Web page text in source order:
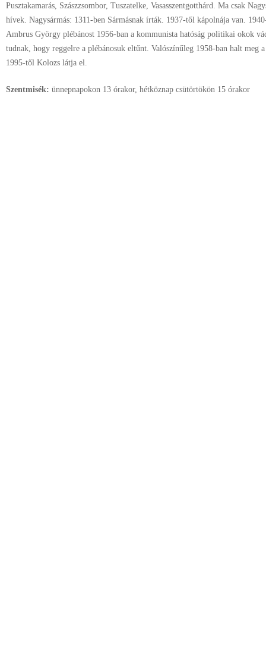
Pusztakamarás, Szászzsombor, Tuszatelke, Vasasszentgotthárd. Ma csak
hívek. Nagysármás: 1311-ben Sármásnak írták. 1937-től kápolnája van.
Ambrus György plébánost 1956-ban a kommunista hatóság politikai okok
tudnak, hogy reggelre a plébánosuk eltűnt. Valószínűleg 1958-ban halt meg
1995-től Kolozs látja el.
Szentmisék: ünnepnapokon 13 órakor, hétköznap csütörtökön 15 órakor